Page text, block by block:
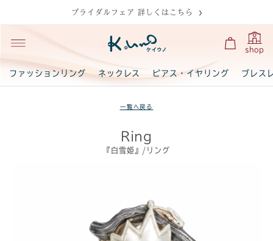
ブライダルフェア 詳しくはこちら
shop
ファッションリング ネックレス ピアス・イヤリング ブレス
一覧へ戻る
Ring
『白雪姫』/リング